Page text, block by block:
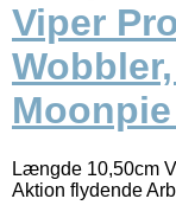
Viper
Længde 10,50cm
Aktion flydende